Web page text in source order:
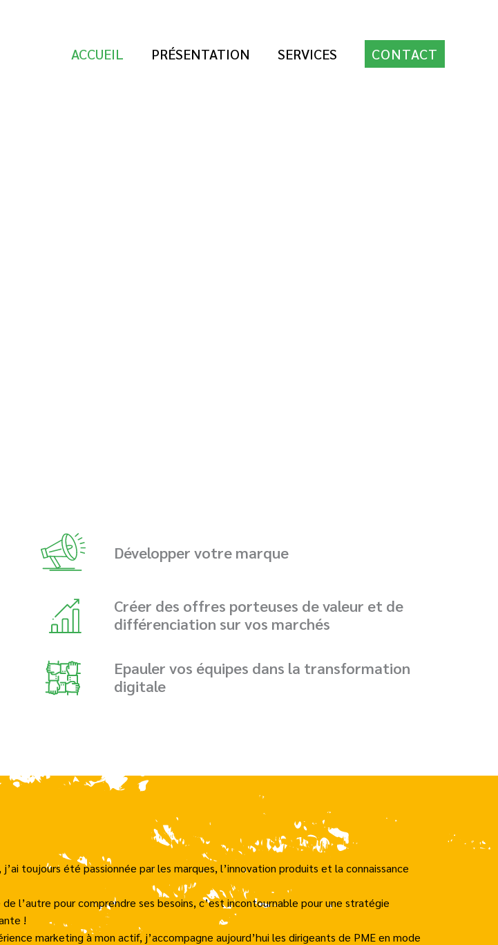
ACCUEIL PRÉSENTATION SERVICES CONTACT
Développer votre marque
Créer des offres porteuses de valeur et de
différenciation sur vos marchés
Epauler vos équipes dans la transformation
digitale
j’ai toujours été passionnée par les marques, l’innovation produits et la connaissance
l’autre pour comprendre ses besoins, c’est incontournable pour une stratégie
!
marketing à mon actif, j’accompagne aujourd’hui les dirigeants de PME en mode